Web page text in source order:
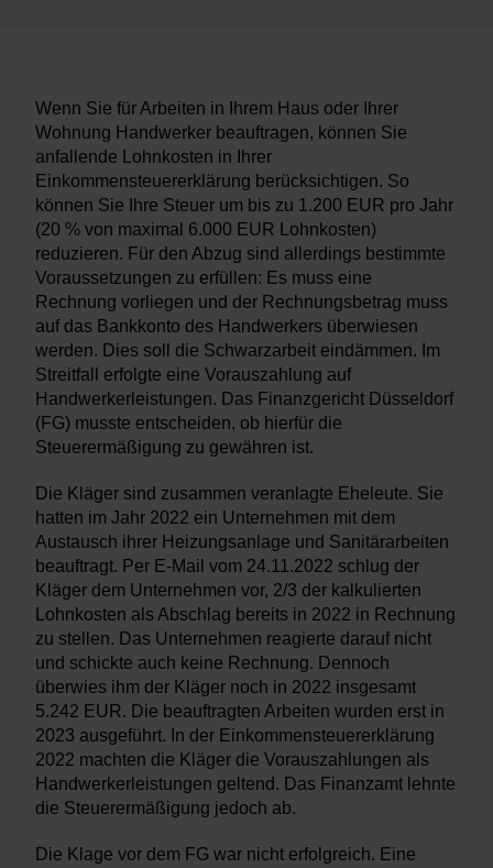
Wenn Sie für Arbeiten in Ihrem Haus oder Ihrer
Wohnung Handwerker beauftragen, können Sie
anfallende Lohnkosten in Ihrer
Einkommensteuererklärung berücksichtigen. So
können Sie Ihre Steuer um bis zu 1.200 EUR pro Jahr
(20 % von maximal 6.000 EUR Lohnkosten)
reduzieren. Für den Abzug sind allerdings bestimmte
Voraussetzungen zu erfüllen: Es muss eine
Rechnung vorliegen und der Rechnungsbetrag muss
auf das Bankkonto des Handwerkers überwiesen
werden. Dies soll die Schwarzarbeit eindämmen. Im
Streitfall erfolgte eine Vorauszahlung auf
Handwerkerleistungen. Das Finanzgericht Düsseldorf
(FG) musste entscheiden, ob hierfür die
Steuerermäßigung zu gewähren ist.
Die Kläger sind zusammen veranlagte Eheleute. Sie
hatten im Jahr 2022 ein Unternehmen mit dem
Austausch ihrer Heizungsanlage und Sanitärarbeiten
beauftragt. Per E-Mail vom 24.11.2022 schlug der
Kläger dem Unternehmen vor, 2/3 der kalkulierten
Lohnkosten als Abschlag bereits in 2022 in Rechnung
zu stellen. Das Unternehmen reagierte darauf nicht
und schickte auch keine Rechnung. Dennoch
überwies ihm der Kläger noch in 2022 insgesamt
5.242 EUR. Die beauftragten Arbeiten wurden erst in
2023 ausgeführt. In der Einkommensteuererklärung
2022 machten die Kläger die Vorauszahlungen als
Handwerkerleistungen geltend. Das Finanzamt lehnte
die Steuerermäßigung jedoch ab.
Die Klage vor dem FG war nicht erfolgreich. Eine